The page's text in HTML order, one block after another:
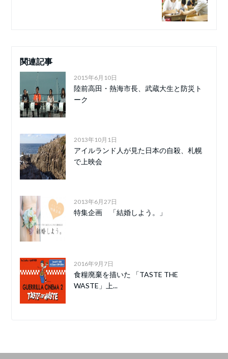
関連記事
2015年6月10日
陸前高田・熱海市長、武蔵大生と防災ト
ーク
2013年10月1日
アイルランド人が見た日本の自殺、札幌
で上映会
2013年6月27日
特集企画 「結婚しよう。」
2016年9月7日
食糧廃棄を描いた 「TASTE THE
WASTE」上...